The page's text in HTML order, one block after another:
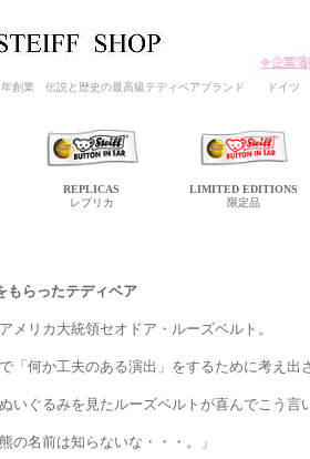
創業 伝説と歴史の最高級テディベアブランド ド
REPLICAS
レプリカ
LIMITED EDITIONS
限定品
もらったテディベア
メリカ大統領セオドア・ルーズベルト。
「何か工夫のある演出」をするために考え
いぐるみを見たルーズベルトが喜んでこう言
の名前は知らないな・・・。」